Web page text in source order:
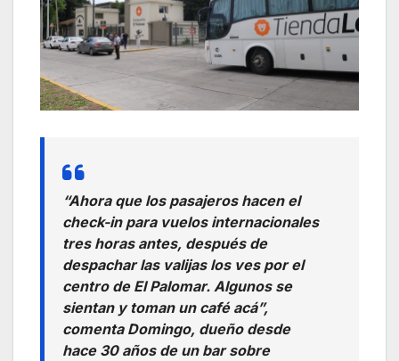
“Ahora que los pasajeros hacen el
check-in para vuelos internacionales
tres horas antes, después de
despachar las valijas los ves por el
centro de El Palomar. Algunos se
sientan y toman un café acá”,
comenta Domingo, dueño desde
hace 30 años de un bar sobre